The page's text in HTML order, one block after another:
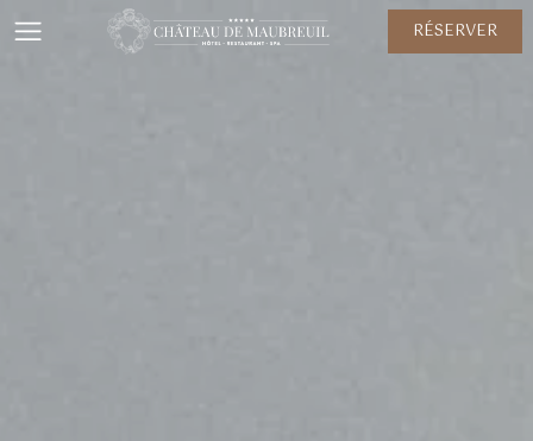
RÉSERVER